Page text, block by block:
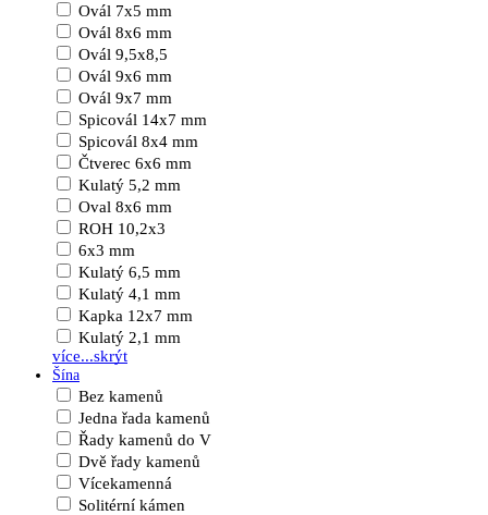
Ovál 7x5 mm
Ovál 8x6 mm
Ovál 9,5x8,5
Ovál 9x6 mm
Ovál 9x7 mm
Spicovál 14x7 mm
Spicovál 8x4 mm
Čtverec 6x6 mm
Kulatý 5,2 mm
Oval 8x6 mm
ROH 10,2x3
6x3 mm
Kulatý 6,5 mm
Kulatý 4,1 mm
Kapka 12x7 mm
Kulatý 2,1 mm
více...skrýt
Šína
Bez kamenů
Jedna řada kamenů
Řady kamenů do V
Dvě řady kamenů
Vícekamenná
Solitérní kámen